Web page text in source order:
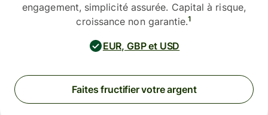
engagement, simplicité assurée. Capital à risque,
croissance non garantie.1
EUR, GBP et USD
Faites fructifier votre argent